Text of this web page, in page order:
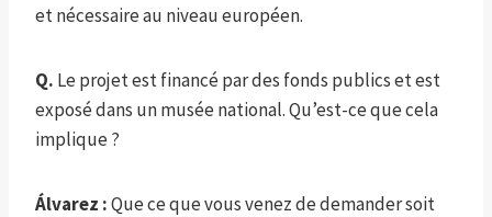
et nécessaire au niveau européen.
Q. Le projet est financé par des fonds publics et est
exposé dans un musée national. Qu’est-ce que cela
implique ?
Álvarez :Que ce que vous venez de demander soit